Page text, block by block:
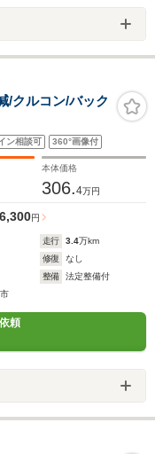
クルコン/バック
ン相談可 360°画像付
本体価格
306.4万円
円
走行 3.4万km
修復
なし
整備
法定整備付
頼